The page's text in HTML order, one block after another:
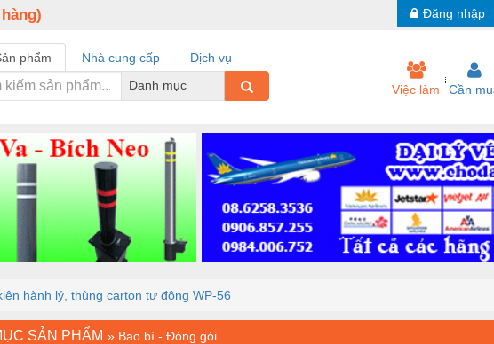
Đăng nhập
phẩm Nhà cung cấp
Dịch vụ
Danh mục
Việc làm Cần
hành lý, thùng carton tự động WP-56
SẢN PHẨM » Bao bì - Đóng gói